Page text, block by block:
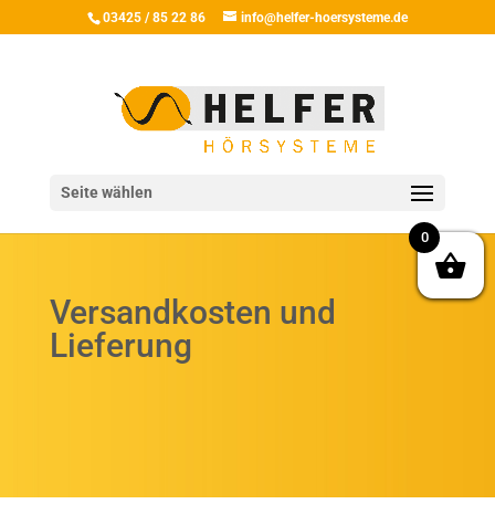
03425 / 85 22 86 info@helfer-hoersysteme.de
Seite wählen
Versandkosten und
Lieferung
0